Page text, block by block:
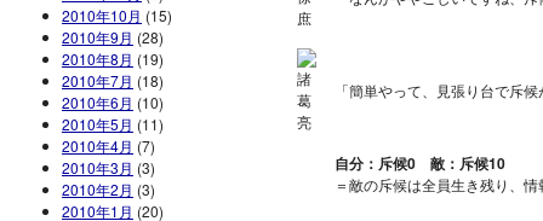
2010年10月 (15)
2010年9月 (28)
2010年8月 (19)
2010年7月 (18)
2010年6月 (10)
2010年5月 (11)
2010年4月 (7)
2010年3月 (3)
2010年2月 (3)
2010年1月 (20)
「簡単やって、見張り台で斥
自分：斥候0 敵：斥候10
＝敵の斥候は全員生き残り、